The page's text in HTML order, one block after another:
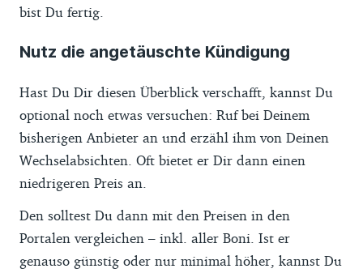
bist Du fertig.
Nutz die angetäuschte Kündigung
Hast Du Dir diesen Überblick verschafft, kannst Du
optional noch etwas versuchen: Ruf bei Deinem
bisherigen Anbieter an und erzähl ihm von Deinen
Wechselabsichten. Oft bietet er Dir dann einen
niedrigeren Preis an.
Den solltest Du dann mit den Preisen in den
Portalen vergleichen – inkl. aller Boni. Ist er
genauso günstig oder nur minimal höher, kannst Du